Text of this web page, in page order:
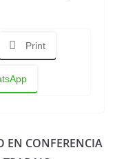
Print
EN CONFERENCIA